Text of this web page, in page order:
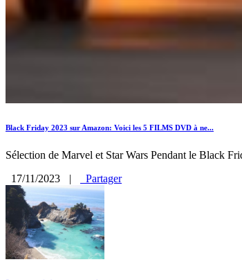
Black Friday 2023 sur Amazon: Voici les 5 FILMS DVD à ne...
Sélection de Marvel et Star Wars Pendant le Black
17/11/2023
| Partager